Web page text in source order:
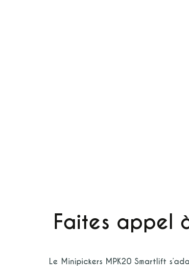
Faites appel
Le Minipickers MPK20 Smartlift